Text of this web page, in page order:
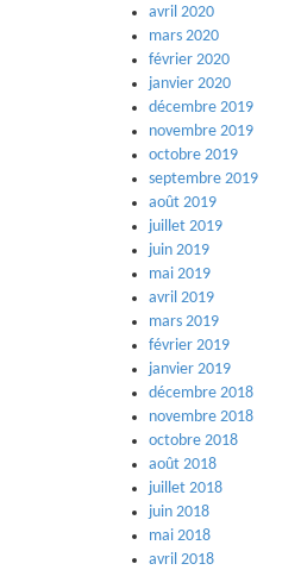
avril 2020
mars 2020
février 2020
janvier 2020
décembre 2019
novembre 2019
octobre 2019
septembre 2019
août 2019
juillet 2019
juin 2019
mai 2019
avril 2019
mars 2019
février 2019
janvier 2019
décembre 2018
novembre 2018
octobre 2018
août 2018
juillet 2018
juin 2018
mai 2018
avril 2018